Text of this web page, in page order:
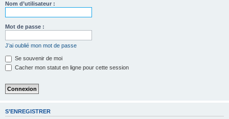
Nom d’utilisateur :
Mot de passe :
J’ai oublié mon mot de passe
Se souvenir de moi
Cacher mon statut en ligne pour cette session
S’ENREGISTRER